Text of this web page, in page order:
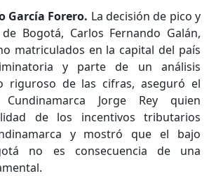
García Forero. La decisión de pico y
Bogotá, Carlos Fernando Galán,
matriculados en la capital del país
y parte de un análisis
riguroso de las cifras, aseguró el
Jorge Rey quien
de los incentivos tributarios
y mostró que el bajo
no es consecuencia de una